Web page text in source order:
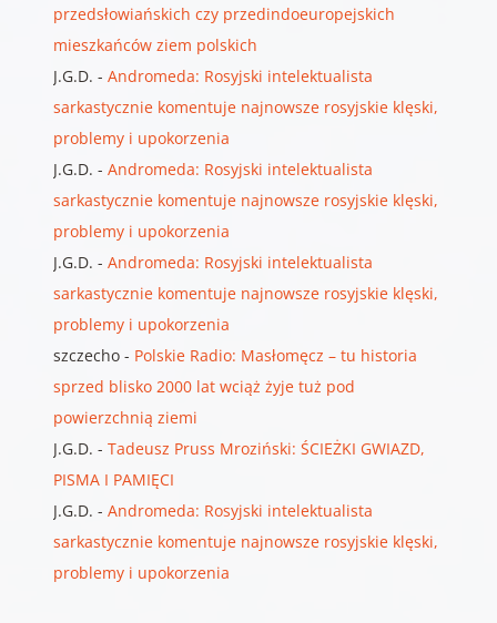
przedsłowiańskich czy przedindoeuropejskich
mieszkańców ziem polskich
J.G.D. - Andromeda: Rosyjski intelektualista
sarkastycznie komentuje najnowsze rosyjskie klęski,
problemy i upokorzenia
J.G.D. - Andromeda: Rosyjski intelektualista
sarkastycznie komentuje najnowsze rosyjskie klęski,
problemy i upokorzenia
J.G.D. - Andromeda: Rosyjski intelektualista
sarkastycznie komentuje najnowsze rosyjskie klęski,
problemy i upokorzenia
szczecho- Polskie Radio: Masłomęcz – tu historia
sprzed blisko 2000 lat wciąż żyje tuż pod
powierzchnią ziemi
J.G.D. - Tadeusz Pruss Mroziński: ŚCIEŻKI GWIAZD,
PISMA I PAMIĘCI
J.G.D. - Andromeda: Rosyjski intelektualista
sarkastycznie komentuje najnowsze rosyjskie klęski,
problemy i upokorzenia